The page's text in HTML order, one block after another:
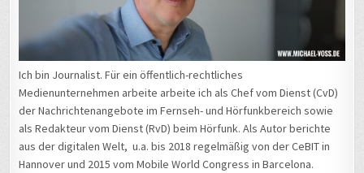
Ich bin Journalist. Für ein öffentlich-rechtliches
Medienunternehmen arbeite arbeite ich als Chef vom Dienst (CvD)
der Nachrichtenangebote im Fernseh- und Hörfunkbereich sowie
als Redakteur vom Dienst (RvD) beim Hörfunk. Als Autor berichte
aus der digitalen Welt, u.a. bis 2018 regelmäßig von der CeBIT in
Hannover und 2015 vom Mobile World Congress in Barcelona.